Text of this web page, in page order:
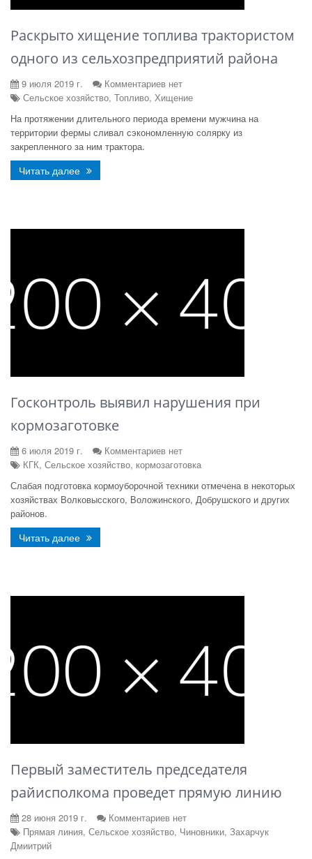
Раскрыто хищение топлива трактористом
одного из сельхозпредприятий района
9 июля 2019 г.
Комментариев нет
Сельское хозяйство, Топливо, Хищение
На протяжении длительного периода времени мужчина на
территории фермы сливал сэкономленную солярку из
закрепленного за ним трактора.
Читать далее
Госконтроль выявил нарушения при
кормозаготовке
6 июля 2019 г.
Комментариев нет
КГК, Сельское хозяйство, кормозаготовка
Слабая подготовка кормоуборочной техники отмечена в некоторых
хозяйствах Волковысского, Воложинского, Добрушского и других
районов.
Читать далее
Первый заместитель председателя
райисполкома проведет прямую линию
28 июня 2019 г.
Комментариев нет
Прямая линия, Сельское хозяйство, Чиновники, Захарчук
Дмиитрий